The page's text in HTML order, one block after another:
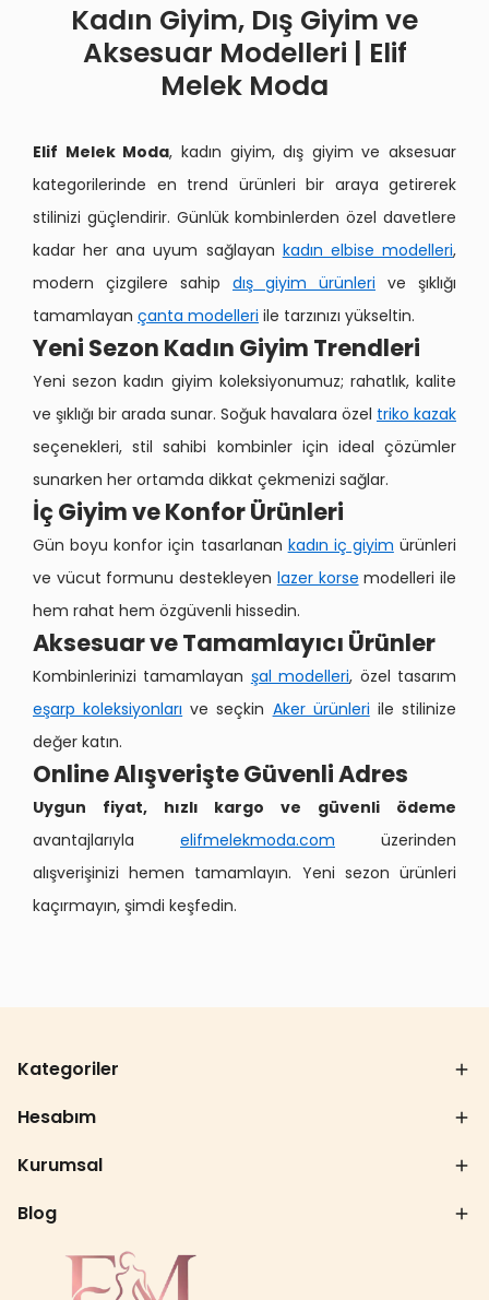
Kadın Giyim, Dış Giyim ve
Aksesuar Modelleri | Elif
Melek Moda
Elif Melek Moda, kadın giyim, dış giyim ve aksesuar
kategorilerinde en trend ürünleri bir araya getirerek
stilinizi güçlendirir. Günlük kombinlerden özel davetlere
kadar her ana uyum sağlayan kadın elbise modelleri,
modern çizgilere sahip dış giyim ürünleri ve şıklığı
tamamlayan çanta modelleri ile tarzınızı yükseltin.
Yeni Sezon Kadın Giyim Trendleri
Yeni sezon kadın giyim koleksiyonumuz; rahatlık, kalite
ve şıklığı bir arada sunar. Soğuk havalara özel triko kazak
seçenekleri, stil sahibi kombinler için ideal çözümler
sunarken her ortamda dikkat çekmenizi sağlar.
İç Giyim ve Konfor Ürünleri
Gün boyu konfor için tasarlanan kadın iç giyim ürünleri
ve vücut formunu destekleyen lazer korse modelleri ile
hem rahat hem özgüvenli hissedin.
Aksesuar ve Tamamlayıcı Ürünler
Kombinlerinizi tamamlayan şal modelleri, özel tasarım
eşarp koleksiyonları ve seçkin Aker ürünleri ile stilinize
değer katın.
Online Alışverişte Güvenli Adres
Uygun fiyat, hızlı kargo ve güvenli ödeme
avantajlarıyla elifmelekmoda.com üzerinden
alışverişinizi hemen tamamlayın. Yeni sezon ürünleri
kaçırmayın, şimdi keşfedin.
Kategoriler
Hesabım
Kurumsal
Blog